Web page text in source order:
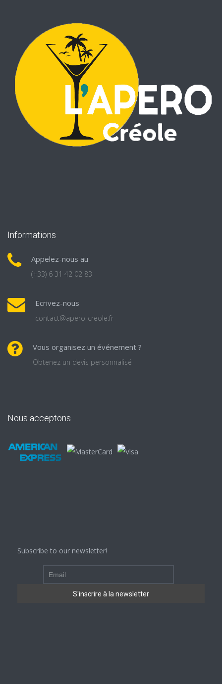
Informations
Appelez-nous au
(+33) 6 31 42 02 83
Ecrivez-nous
contact@apero-creole.fr
Vous organisez un événement ?
Obtenez un devis personnalisé
Nous acceptons
Subscribe to our newsletter!